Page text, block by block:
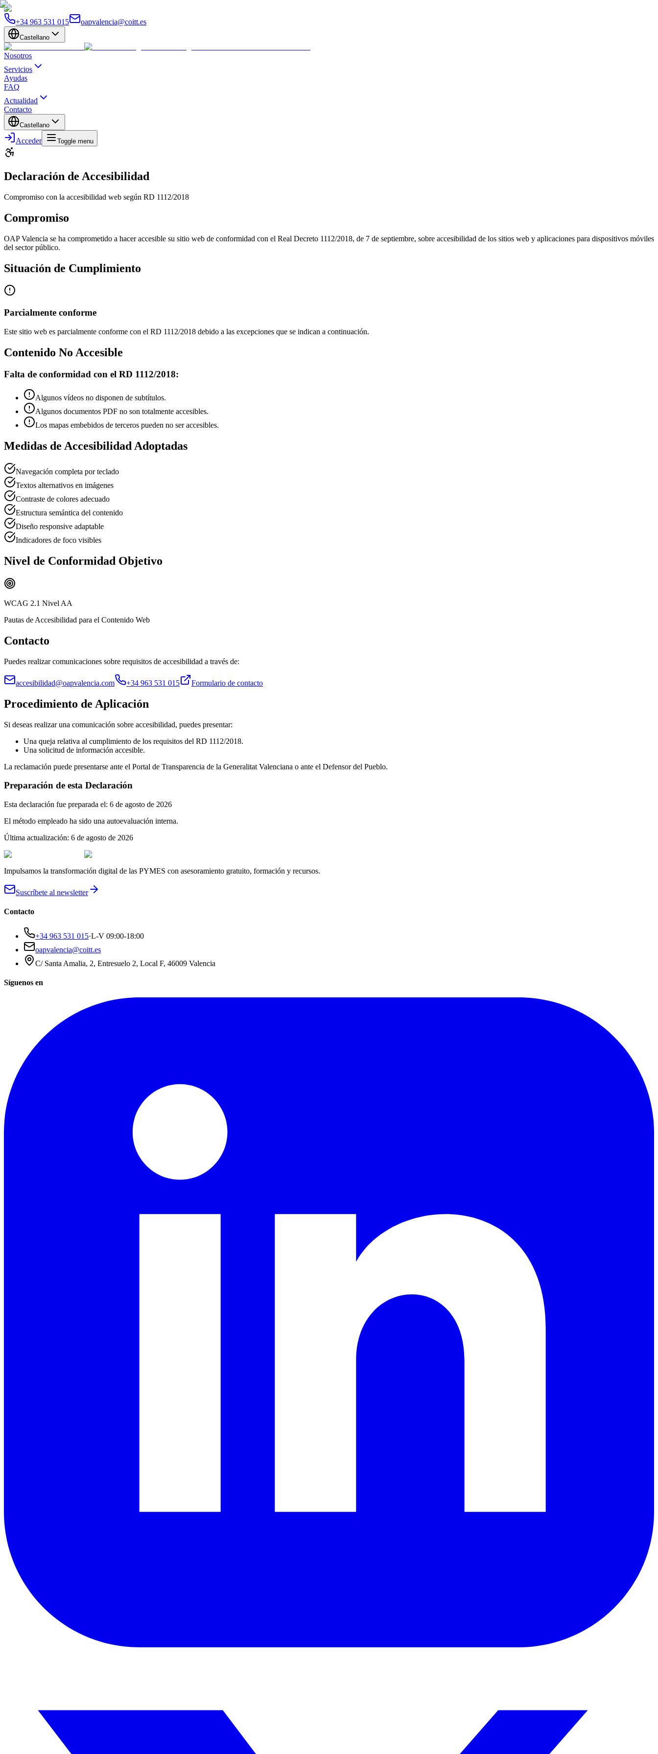
+34 963 531 015 oapvalencia@coitt.es
Castellano
Nosotros
Servicios
Ayudas
FAQ
Actualidad
Contacto
Castellano
Acceder Toggle menu
Declaración de Accesibilidad
Compromiso con la accesibilidad web según RD 1112/2018
Compromiso
OAP Valencia se ha comprometido a hacer accesible su sitio web de conformidad con el Real Decreto 1112/2018, de 7 de septiembre, sobre accesibilidad de los sitios web y aplicaciones para dispositivos móviles
del sector público.
Situación de Cumplimiento
Parcialmente conforme
Este sitio web es parcialmente conforme con el RD 1112/2018 debido a las excepciones que se indican a continuación.
Contenido No Accesible
Falta de conformidad con el RD 1112/2018:
Algunos vídeos no disponen de subtítulos.
Algunos documentos PDF no son totalmente accesibles.
Los mapas embebidos de terceros pueden no ser accesibles.
Medidas de Accesibilidad Adoptadas
Navegación completa por teclado
Textos alternativos en imágenes
Contraste de colores adecuado
Estructura semántica del contenido
Diseño responsive adaptable
Indicadores de foco visibles
Nivel de Conformidad Objetivo
WCAG 2.1 Nivel AA
Pautas de Accesibilidad para el Contenido Web
Contacto
Puedes realizar comunicaciones sobre requisitos de accesibilidad a través de:
accesibilidad@oapvalencia.com +34 963 531 015 Formulario de contacto
Procedimiento de Aplicación
Si deseas realizar una comunicación sobre accesibilidad, puedes presentar:
Una queja relativa al cumplimiento de los requisitos del RD 1112/2018.
Una solicitud de información accesible.
La reclamación puede presentarse ante el Portal de Transparencia de la Generalitat Valenciana o ante el Defensor del Pueblo.
Preparación de esta Declaración
Esta declaración fue preparada el: 6 de agosto de 2026
El método empleado ha sido una autoevaluación interna.
Última actualización: 6 de agosto de 2026
Impulsamos la transformación digital de las PYMES con asesoramiento gratuito, formación y recursos.
Suscríbete al newsletter
Contacto
+34 963 531 015·L-V 09:00-18:00
oapvalencia@coitt.es
C/ Santa Amalia, 2, Entresuelo 2, Local F, 46009 Valencia
Síguenos en